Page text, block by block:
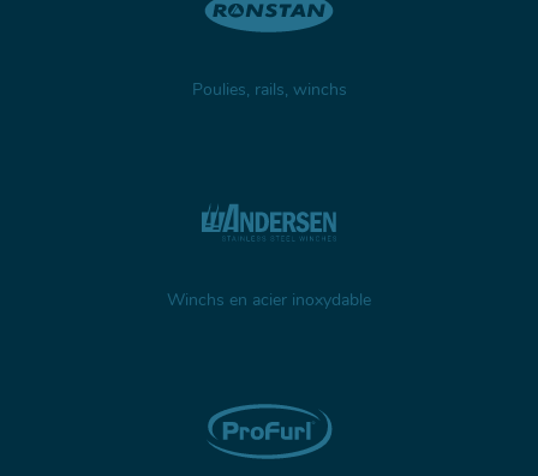
Poulies, rails, winchs
Winchs en acier inoxydable